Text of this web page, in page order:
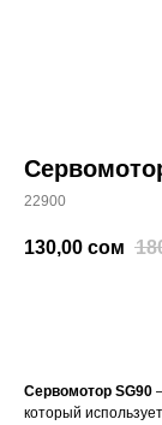
22900
130,00 сом
Сервомотор SG90
который